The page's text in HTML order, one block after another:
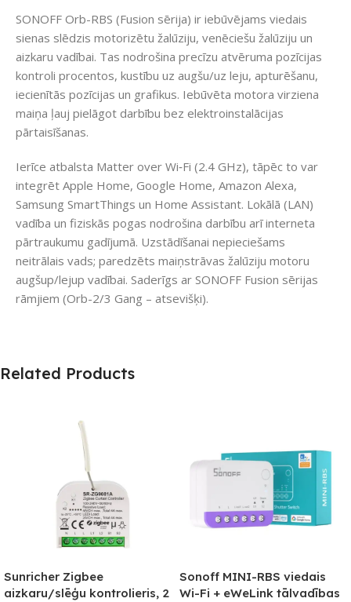
SONOFF Orb-RBS (Fusion sērija) ir iebūvējams viedais
sienas slēdzis motorizētu žalūziju, venēciešu žalūziju un
aizkaru vadībai. Tas nodrošina precīzu atvēruma pozīcijas
kontroli procentos, kustību uz augšu/uz leju, apturēšanu,
iecienītās pozīcijas un grafikus. Iebūvēta motora virziena
maiņa ļauj pielāgot darbību bez elektroinstalācijas
pārtaisīšanas.
Ierīce atbalsta Matter over Wi‑Fi (2.4 GHz), tāpēc to var
integrēt Apple Home, Google Home, Amazon Alexa,
Samsung SmartThings un Home Assistant. Lokālā (LAN)
vadība un fiziskās pogas nodrošina darbību arī interneta
pārtraukumu gadījumā. Uzstādīšanai nepieciešams
neitrālais vads; paredzēts maiņstrāvas žalūziju motoru
augšup/lejup vadībai. Saderīgs ar SONOFF Fusion sērijas
rāmjiem (Orb-2/3 Gang – atsevišķi).
Related Products
Sunricher Zigbee
aizkaru/slēģu kontrolieris, 2
Sonoff MINI-RBS viedais
Wi-Fi + eWeLink tālvadības